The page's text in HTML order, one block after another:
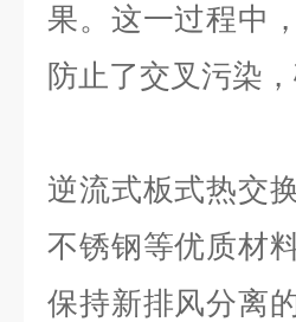
果。这一过程中
防止了交叉污染
逆流式板式热交
不锈钢等优质材
保持新排风分离